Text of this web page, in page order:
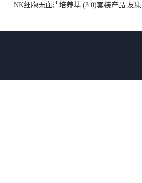
NK细胞无血清培养基 (3.0)套装产品 友康